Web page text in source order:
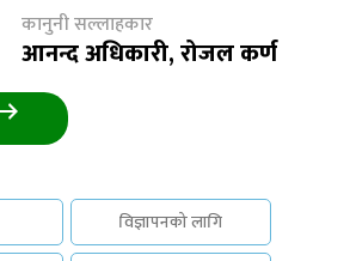
कानुनी सल्लाहकार
आनन्द अधिकारी, रोजल कर्ण
विज्ञापनको लागि